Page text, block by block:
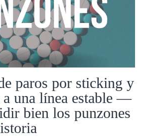
paros por sticking y
a una línea estable —
bien los punzones